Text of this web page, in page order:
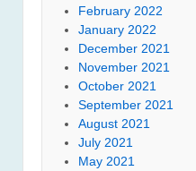
February 2022
January 2022
December 2021
November 2021
October 2021
September 2021
August 2021
July 2021
May 2021